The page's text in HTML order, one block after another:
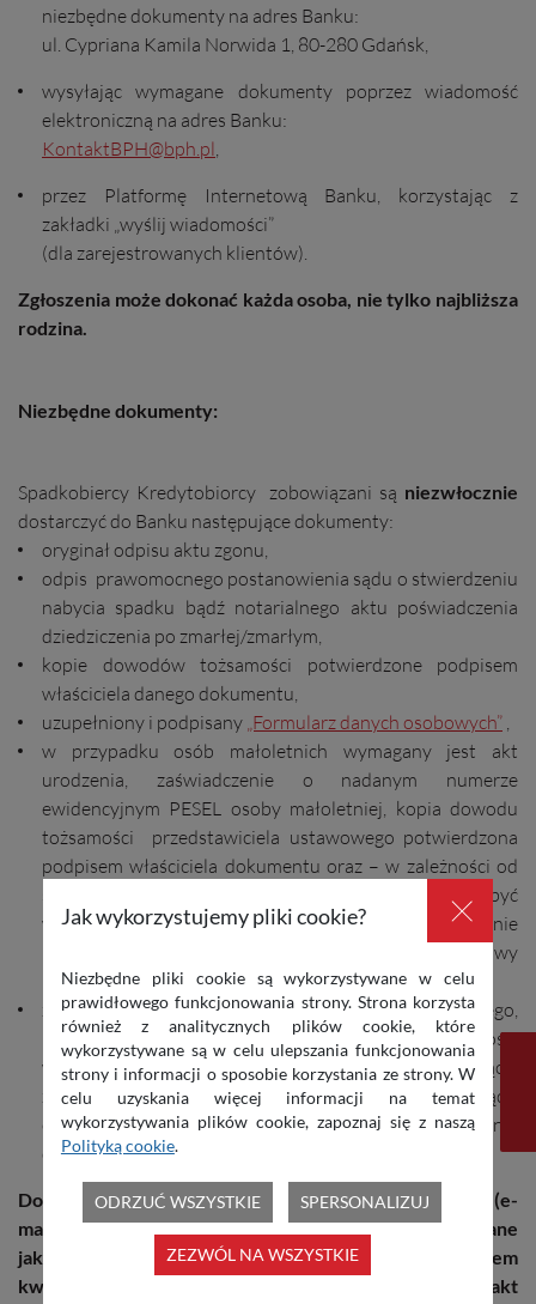
×
Jak wykorzystujemy pliki cookie?
Niezbędne pliki cookie są wykorzystywane w celu
prawidłowego funkcjonowania strony. Strona korzysta
również z analitycznych plików cookie, które
wykorzystywane są w celu ulepszania funkcjonowania
strony i informacji o sposobie korzystania ze strony. W
celu uzyskania więcej informacji na temat
wykorzystywania plików cookie, zapoznaj się z naszą
Polityką cookie.
ODRZUĆ WSZYSTKIE SPERSONALIZUJ
ZEZWÓL NA WSZYSTKIE
niezbędne dokumenty na adres Banku:
ul. Cypriana Kamila Norwida 1, 80-280 Gdańsk,
wysyłając wymagane dokumenty poprzez wiadomość
elektroniczną na adres Banku:
KontaktBPH@bph.pl,
przez Platformę Internetową Banku, korzystając z
zakładki „wyślij wiadomości”
(dla zarejestrowanych klientów).
Zgłoszenia może dokonać każda osoba, nie tylko najbliższa
rodzina.
Niezbędne dokumenty:
Spadkobiercy Kredytobiorcy zobowiązani są niezwłocznie
dostarczyć do Banku następujące dokumenty:
oryginał odpisu aktu zgonu,
odpis prawomocnego postanowienia sądu o stwierdzeniu
nabycia spadku bądź notarialnego aktu poświadczenia
dziedziczenia po zmarłej/zmarłym,
kopie dowodów tożsamości potwierdzone podpisem
właściciela danego dokumentu,
uzupełniony i podpisany „Formularz danych osobowych” ,
w przypadku osób małoletnich wymagany jest akt
urodzenia, zaświadczenie o nadanym numerze
ewidencyjnym PESEL osoby małoletniej, kopia dowodu
tożsamości przedstawiciela ustawowego potwierdzona
podpisem właściciela dokumentu oraz – w zależności od
sytuacji występującej w danej sprawie – może być
wymagana zgoda sądu opiekuńczego na dokonywanie
niektórych czynności prawnych w zakresie umowy
kredytu,
zawiadomienie sądu wieczystoksięgowego,
potwierdzające dokonanie zmiany prawa własności
w dziale II Księgi Wieczystej nieruchomości. będącej
zabezpieczeniem kredytu, zgodnie z postanowieniem sądu
o nabyciu spadku/notarialnym aktem poświadczenia
dziedziczenia.
Dokumenty przesłane do Banku drogą elektroniczną (e-
mail, System Bankowości Internetowej) będą traktowane
jako oryginał, pod warunkiem opatrzenia ich podpisem
kwalifikowanym, wystawionym przez urzędy (dot. akt